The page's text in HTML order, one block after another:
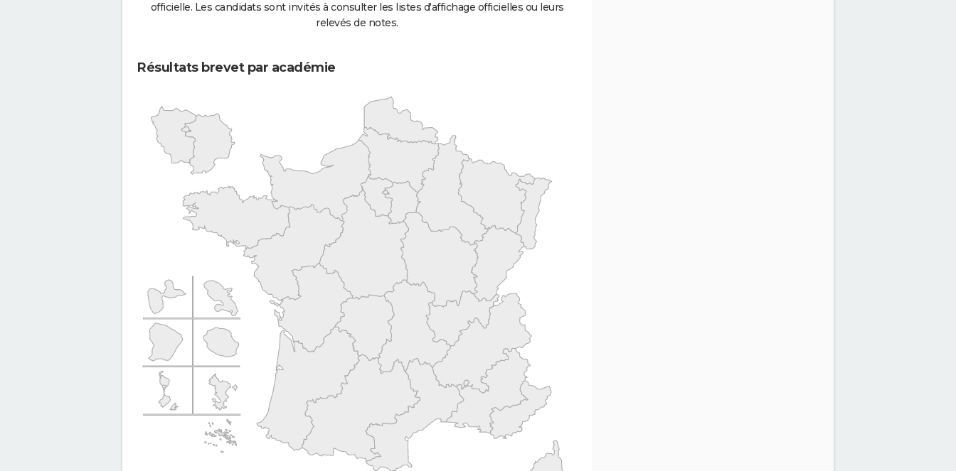
officielle. Les candidats sont invités à consulter les listes d'affichage officielles ou leurs
relevés de notes.
Résultats brevet par académie